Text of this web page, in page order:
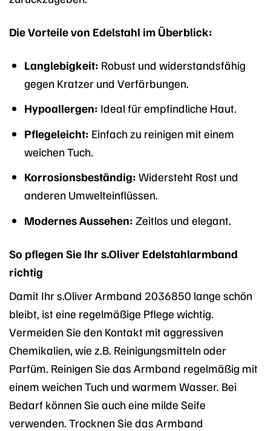
Die Vorteile von Edelstahl im Überblick:
Langlebigkeit: Robust und widerstandsfähig
gegen Kratzer und Verfärbungen.
Hypoallergen: Ideal für empfindliche Haut.
Pflegeleicht: Einfach zu reinigen mit einem
weichen Tuch.
Korrosionsbeständig: Widersteht Rost und
anderen Umwelteinflüssen.
Modernes Aussehen: Zeitlos und elegant.
So pflegen Sie Ihr s.Oliver Edelstahlarmband
richtig
Damit Ihr s.Oliver Armband 2036850 lange schön
bleibt, ist eine regelmäßige Pflege wichtig.
Vermeiden Sie den Kontakt mit aggressiven
Chemikalien, wie z.B. Reinigungsmitteln oder
Parfüm. Reinigen Sie das Armband regelmäßig mit
einem weichen Tuch und warmem Wasser. Bei
Bedarf können Sie auch eine milde Seife
verwenden. Trocknen Sie das Armband